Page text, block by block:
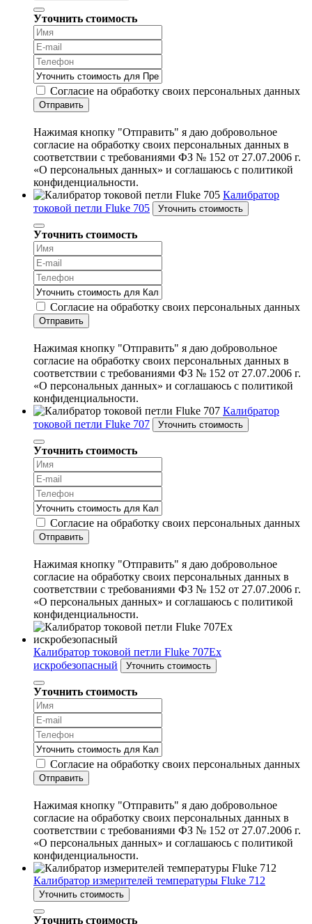
Уточнить стоимость
Согласие на обработку своих персональных данных
Отправить
Нажимая кнопку "Отправить" я даю добровольное
согласие на обработку своих персональных данных в
соответствии с требованиями ФЗ № 152 от 27.07.2006 г.
«О персональных данных» и соглашаюсь с политикой
конфиденциальности.
Калибратор
токовой петли Fluke 705
Уточнить стоимость
Уточнить стоимость
Согласие на обработку своих персональных данных
Отправить
Нажимая кнопку "Отправить" я даю добровольное
согласие на обработку своих персональных данных в
соответствии с требованиями ФЗ № 152 от 27.07.2006 г.
«О персональных данных» и соглашаюсь с политикой
конфиденциальности.
Калибратор
токовой петли Fluke 707
Уточнить стоимость
Уточнить стоимость
Согласие на обработку своих персональных данных
Отправить
Нажимая кнопку "Отправить" я даю добровольное
согласие на обработку своих персональных данных в
соответствии с требованиями ФЗ № 152 от 27.07.2006 г.
«О персональных данных» и соглашаюсь с политикой
конфиденциальности.
Калибратор токовой петли Fluke 707Ex
искробезопасный
Уточнить стоимость
Уточнить стоимость
Согласие на обработку своих персональных данных
Отправить
Нажимая кнопку "Отправить" я даю добровольное
согласие на обработку своих персональных данных в
соответствии с требованиями ФЗ № 152 от 27.07.2006 г.
«О персональных данных» и соглашаюсь с политикой
конфиденциальности.
Калибратор измерителей температуры Fluke 712
Уточнить стоимость
Уточнить стоимость